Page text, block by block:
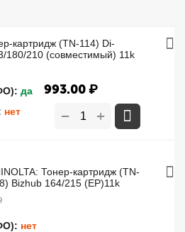
картридж (TN-114) Di-
180/210 (совместимый) 11k
да
нет
993.00₽
+
−
Тонер-картридж (TN-
Bizhub 164/215 (EP)11k
нет